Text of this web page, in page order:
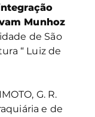
Munhoz
de São
“ Luiz de
G. R.
e de